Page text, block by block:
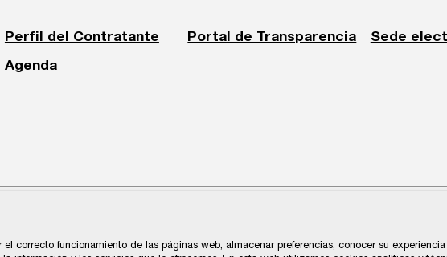
Perfil del Contratante Portal de Transparencia Sede
Agenda
correcto funcionamiento de las páginas web, almacenar preferencias, conocer su